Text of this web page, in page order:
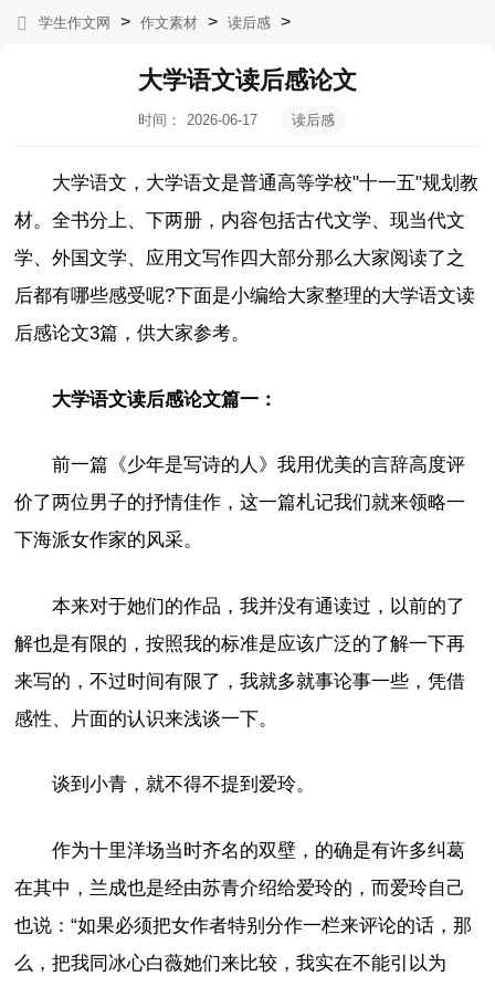
学生作文网 > 作文素材 > 读后感 >
大学语文读后感论文
时间：
2026-06-17
读后感
大学语文，大学语文是普通高等学校"十一五"规划教
材。全书分上、下两册，内容包括古代文学、现当代文
学、外国文学、应用文写作四大部分那么大家阅读了之
后都有哪些感受呢?下面是小编给大家整理的大学语文读
后感论文3篇，供大家参考。
大学语文读后感论文篇一：
前一篇《少年是写诗的人》我用优美的言辞高度评
价了两位男子的抒情佳作，这一篇札记我们就来领略一
下海派女作家的风采。
本来对于她们的作品，我并没有通读过，以前的了
解也是有限的，按照我的标准是应该广泛的了解一下再
来写的，不过时间有限了，我就多就事论事一些，凭借
感性、片面的认识来浅谈一下。
谈到小青，就不得不提到爱玲。
作为十里洋场当时齐名的双壁，的确是有许多纠葛
在其中，兰成也是经由苏青介绍给爱玲的，而爱玲自己
也说：“如果必须把女作者特别分作一栏来评论的话，那
么，把我同冰心白薇她们来比较，我实在不能引以为